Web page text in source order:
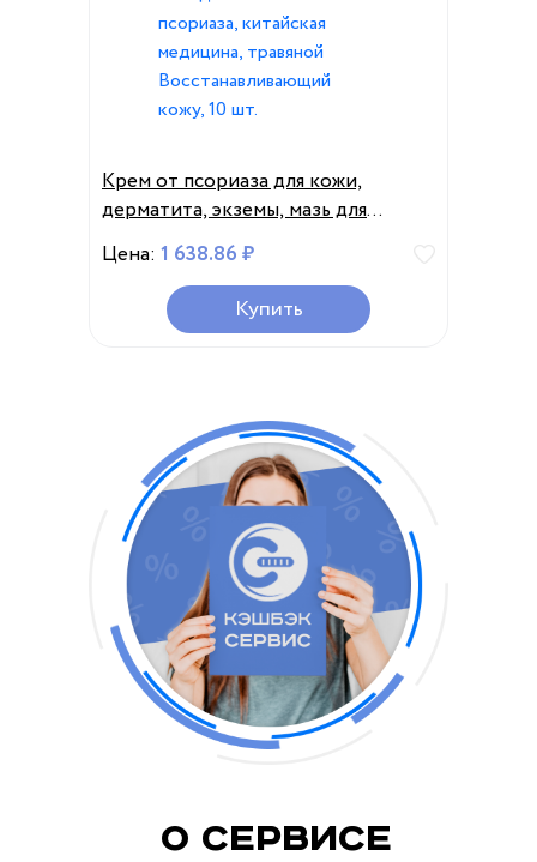
Крем от псориаза для кожи,
дерматита, экземы, мазь для
лечения псориаза, китайская
медицина, травяной
Восстанавливающий кожу, 10 шт.
Цена: 1 638.86 ₽
Купить
О Сервисе